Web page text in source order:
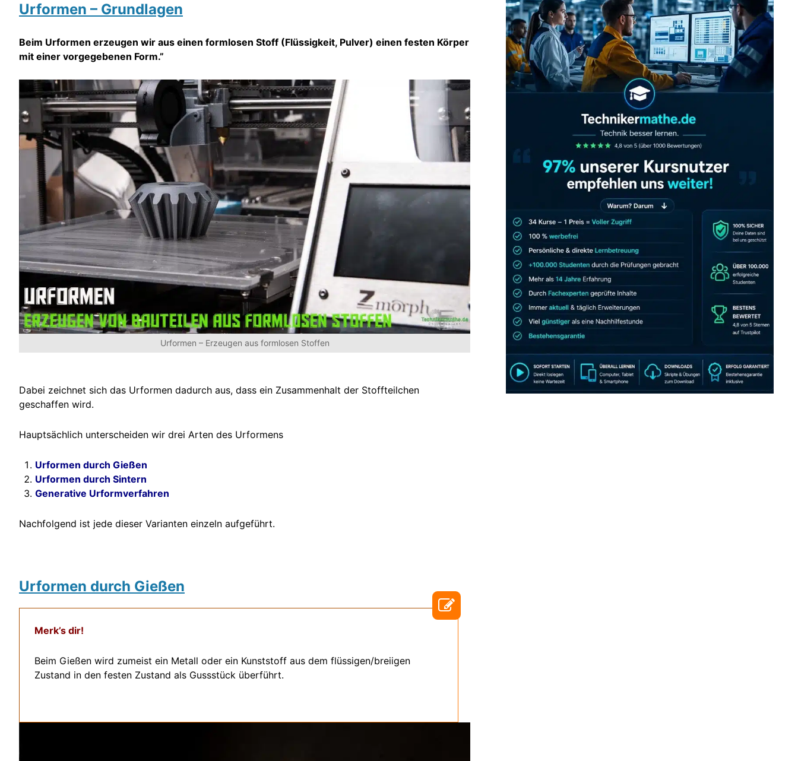
Urformen – Grundlagen
Beim Urformen erzeugen wir aus einen formlosen Stoff (Flüssigkeit, Pulver) einen festen Körper
mit einer vorgegebenen Form.”
Urformen – Erzeugen aus formlosen Stoffen
Dabei zeichnet sich das Urformen dadurch aus, dass ein Zusammenhalt der Stoffteilchen
geschaffen wird.
Hauptsächlich unterscheiden wir drei Arten des Urformens
Urformen durch Gießen
Urformen durch Sintern
Generative Urformverfahren
Nachfolgend ist jede dieser Varianten einzeln aufgeführt.
Urformen durch Gießen
Merk’s dir!
Beim Gießen wird zumeist ein Metall oder ein Kunststoff aus dem flüssigen/breiigen
Zustand in den festen Zustand als Gussstück überführt.
JETZT AB 7,40 EUR/MONAT PERFEKT LERNEN